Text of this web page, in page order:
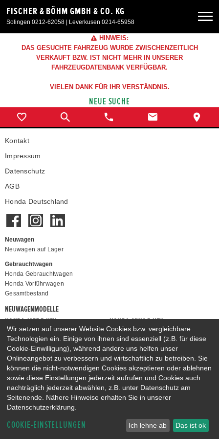
FISCHER & BÖHM GMBH & CO. KG
Solingen 0212-62058 | Leverkusen 0214-65958
Neuwagen
Sonderangebote
Service & Zubehör
Unser Autohaus
HINWEIS:
DAS GESUCHTE FAHRZEUG WURDE ZWISCHENZEITLICH
VERKAUFT BZW. IST NICHT MEHR IN UNSERER
FAHRZEUGDATENBANK VERFÜGBAR.
VIELEN DANK FÜR IHR VERSTÄNDNIS.
NEUE SUCHE
Kontakt
Impressum
Datenschutz
AGB
Honda Deutschland
Neuwagen
Neuwagen auf Lager
Gebrauchtwagen
Honda Gebrauchtwagen
Honda Vorführwagen
Gesamtbestand
NEUWAGENMODELLE
HONDA JAZZ E:HEV
HONDA CIVIC E:HEV
HONDA PRELUDE E:HEV
HONDA HR-V E:HEV
HONDA ZR-V E:HEV
HONDA CR-V E:HEV & E:PHEV
Wir setzen auf unserer Website Cookies bzw. vergleichbare
Technologien ein. Einige von ihnen sind essenziell (z.B. für diese
Cookie-Einwilligung), während andere uns helfen unser
Onlineangebot zu verbessern und wirtschaftlich zu betreiben. Sie
können die nicht-notwendigen Cookies akzeptieren oder ablehnen
sowie diese Einstellungen jederzeit aufrufen und Cookies auch
nachträglich jederzeit abwählen, z.B. unter Datenschutz am
Seitenende. Nähere Hinweise erhalten Sie in unserer
Datenschutzerklärung.
COOKIE-EINSTELLUNGEN Ich lehne ab Das ist ok